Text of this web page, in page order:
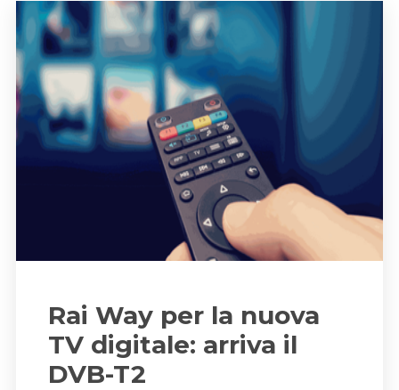
Rai Way per la nuova
TV digitale: arriva il
DVB-T2